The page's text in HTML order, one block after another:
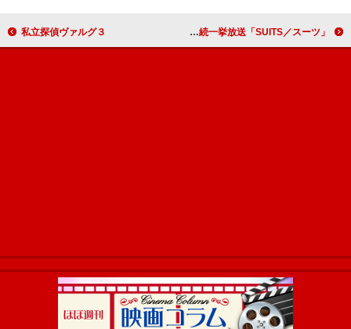
私立探偵ヴァルグ３ 「SUITS／スーツ」年末年始5夜連続一挙放送